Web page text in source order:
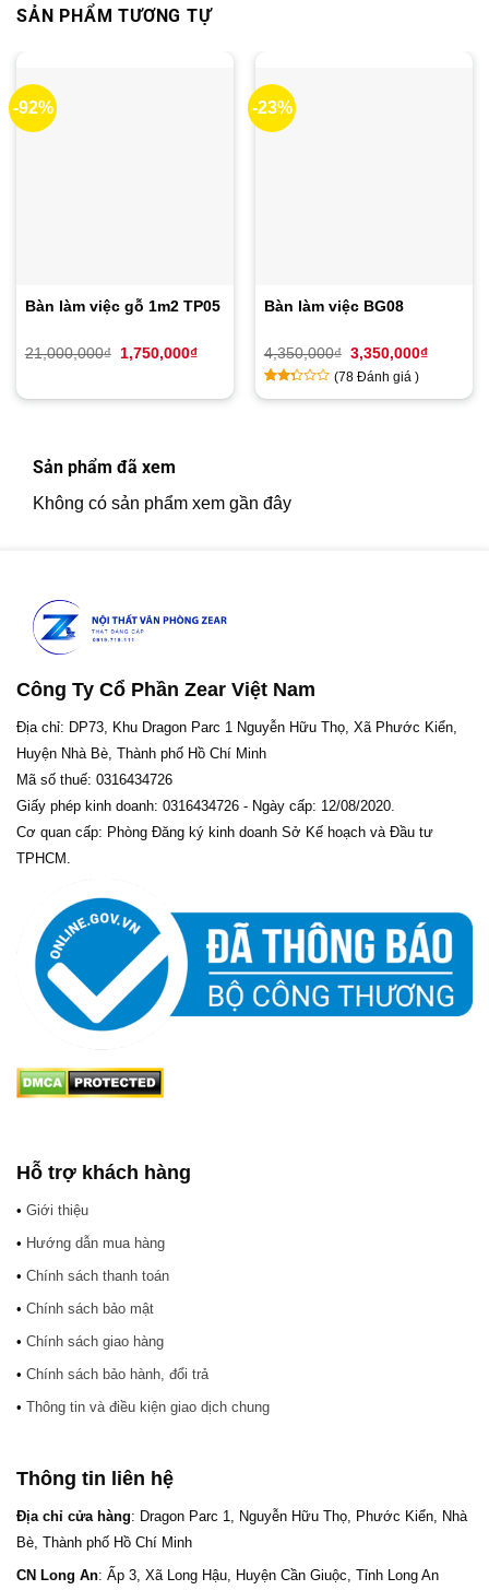
SẢN PHẨM TƯƠNG TỰ
-92%
Bàn làm việc gỗ 1m2 TP05
21,000,000₫
Giá
21,000,000₫.
1,750,000₫Giá
là:
-23%
Bàn làm việc BG08
4,350,000₫ Giá
gốc
là:
4,350,000₫.
3,350,000₫Giá
là:
2.22
9
giá
(78Đánh giá )
Sản phẩm đã xem
Không có sản phẩm xem gần đây
Công Ty Cổ Phần Zear Việt Nam
Địa chỉ: DP73, Khu Dragon Parc 1 Nguyễn Hữu Thọ, Xã Phước Kiển,
Huyện Nhà Bè, Thành phố Hồ Chí Minh
Mã số thuế: 0316434726
Giấy phép kinh doanh: 0316434726 - Ngày cấp: 12/08/2020.
Cơ quan cấp: Phòng Đăng ký kinh doanh Sở Kế hoạch và Đầu tư
TPHCM.
Hỗ trợ khách hàng
• Giới thiệu
• Hướng dẫn mua hàng
• Chính sách thanh toán
• Chính sách bảo mật
• Chính sách giao hàng
• Chính sách bảo hành, đổi trả
• Thông tin và điều kiện giao dịch chung
Thông tin liên hệ
Địa chỉ cửa hàng: Dragon Parc 1, Nguyễn Hữu Thọ, Phước Kiển, Nhà
Bè, Thành phố Hồ Chí Minh
CN Long An: Ấp 3, Xã Long Hậu, Huyện Cần Giuộc, Tỉnh Long An